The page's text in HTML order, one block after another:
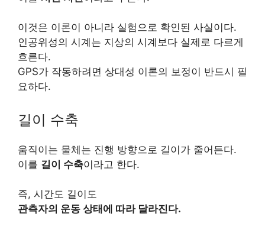
이것은 이론이 아니라 실험으로 확인된 사실이다.
인공위성의 시계는 지상의 시계보다 실제로 다르게
흐른다.
GPS가 작동하려면 상대성 이론의 보정이 반드시 필
요하다.
길이 수축
움직이는 물체는 진행 방향으로 길이가 줄어든다.
이를 길이 수축이라고 한다.
즉, 시간도 길이도
관측자의 운동 상태에 따라 달라진다.